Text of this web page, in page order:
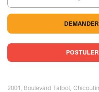
2001, Boulevard Talbot,